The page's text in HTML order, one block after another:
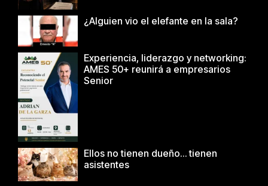
¿Alguien vio el elefante en la sala?
Experiencia, liderazgo y networking:
AMES 50+ reunirá a empresarios
Senior
Ellos no tienen dueño… tienen
asistentes